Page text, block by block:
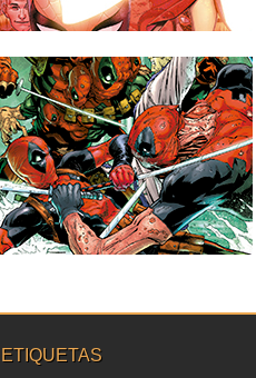
Sé el primero en comentar
MARVEL PREVIEW WADE
WILSON: DEADPOOL #7
A continuación puedes ver la portada y
las primeras páginas del...
2 comentarios ▶
ETIQUETAS